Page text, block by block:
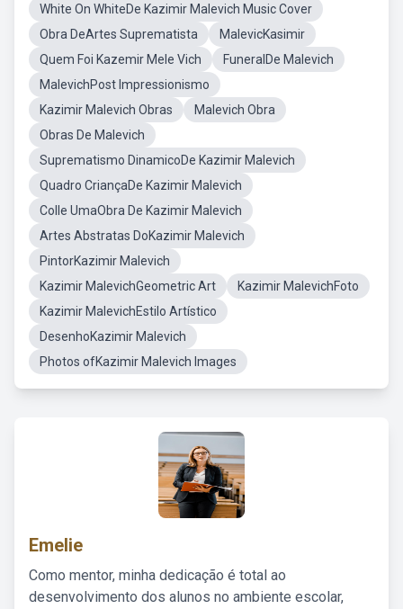
White On WhiteDe Kazimir Malevich Music Cover
Obra DeArtes Suprematista
MalevicKasimir
Quem Foi Kazemir Mele Vich
FuneralDe Malevich
MalevichPost Impressionismo
Kazimir Malevich Obras
Malevich Obra
Obras De Malevich
Suprematismo DinamicoDe Kazimir Malevich
Quadro CriançaDe Kazimir Malevich
Colle UmaObra De Kazimir Malevich
Artes Abstratas DoKazimir Malevich
PintorKazimir Malevich
Kazimir MalevichGeometric Art
Kazimir MalevichFoto
Kazimir MalevichEstilo Artístico
DesenhoKazimir Malevich
Photos ofKazimir Malevich Images
Emelie
Como mentor, minha dedicação é total ao
desenvolvimento dos alunos no ambiente escolar,